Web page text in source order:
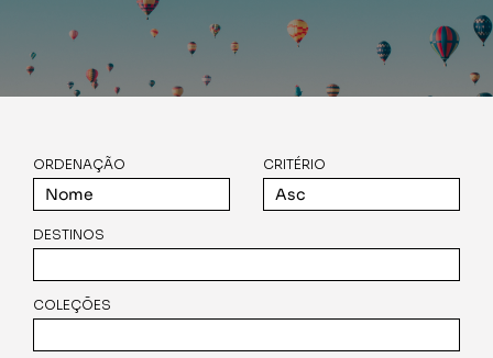
ORDENAÇÃO CRITÉRIO
DESTINOS
COLEÇÕES